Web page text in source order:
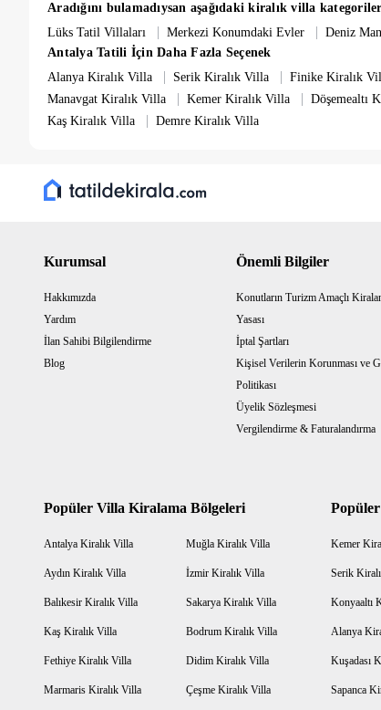
Aradığını bulamadıysan aşağıdaki kiralık villa
Lüks Tatil Villaları
| Merkezi Konumdaki Evler | Deniz
Antalya Tatili İçin Daha Fazla Seçenek
Alanya Kiralık Villa
| Serik Kiralık Villa | Finike Kiralık
Manavgat Kiralık Villa | Kemer Kiralık Villa | Döşemealtı
Kaş Kiralık Villa | Demre Kiralık Villa
Kurumsal
Hakkımızda
Yardım
İlan Sahibi Bilgilendirme
Blog
Önemli Bilgiler
Konutların Turizm Amaçlı
Yasası
İptal Şartları
Kişisel Verilerin Korunması ve
Politikası
Üyelik Sözleşmesi
Vergilendirme & Faturalandırma
Popüler Villa Kiralama Bölgeleri
Antalya Kiralık Villa Muğla Kiralık Villa
Aydın Kiralık Villa İzmir Kiralık Villa
Balıkesir Kiralık Villa Sakarya Kiralık Villa
Kaş Kiralık Villa Bodrum Kiralık Villa
Fethiye Kiralık Villa Didim Kiralık Villa
Marmaris Kiralık Villa Çeşme Kiralık Villa
Kemer
Serik
Konyaaltı
Alanya
Kuşadası
Sapanca